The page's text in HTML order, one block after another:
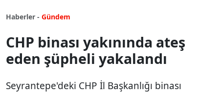
Haberler - Gündem
CHP binası yakınında ateş
eden şüpheli yakalandı
Seyrantepe'deki CHP İl Başkanlığı binası